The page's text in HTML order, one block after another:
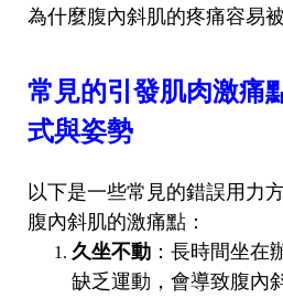
為什麼腹內斜肌的疼痛容易
常見的引發肌肉激痛
式與姿勢
以下是一些常見的錯誤用力
腹內斜肌的激痛點：
久坐不動 ：長時間坐在
缺乏運動，會導致腹內